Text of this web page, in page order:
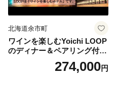
北海道余市町
ワインを楽しむYoichi LOOP
のディナー＆ペアリング付宿
泊プラン＜デラックスツイン
274,000円